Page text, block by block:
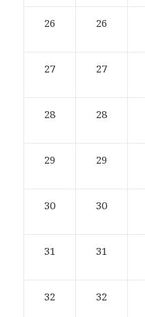
26 26
27 27
28 28
29 29
30 30
31 31
32 32